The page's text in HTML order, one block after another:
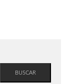
BUSCAR